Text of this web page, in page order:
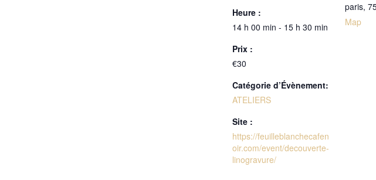
Heure :
14 h 00 min - 15 h 30 min
Prix :
€30
Catégorie d’Évènement:
ATELIERS
Site :
https://feuilleblanchecafen
oir.com/event/decouverte-
linogravure/
paris,
Map